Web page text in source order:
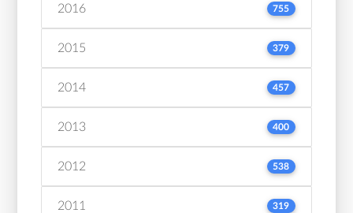
2016 755
2015 379
2014 457
2013 400
2012 538
2011 319